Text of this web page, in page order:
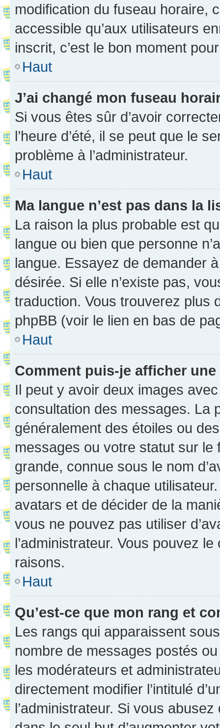
modification du fuseau horaire,
accessible qu’aux utilisateurs
inscrit, c’est le bon moment
Haut
J’ai changé mon fuseau
Si vous êtes sûr d’avoir
l’heure d’été, il se peut que le
problème à l’administrateur.
Haut
Ma langue n’est pas dans la
La raison la plus probable est
langue ou bien que personne
langue. Essayez de demander
désirée. Si elle n’existe pas,
traduction. Vous trouverez plus
phpBB (voir le lien en bas de
Haut
Comment puis-je afficher
Il peut y avoir deux images
consultation des messages. La
généralement des étoiles ou
messages ou votre statut sur
grande, connue sous le nom
personnelle à chaque utilisateur.
avatars et de décider de la
vous ne pouvez pas utiliser
l’administrateur. Vous pouvez
raisons.
Haut
Qu’est-ce que mon rang et
Les rangs qui apparaissent
nombre de messages postés
les modérateurs et
directement modifier l’intitulé
l’administrateur. Si vous